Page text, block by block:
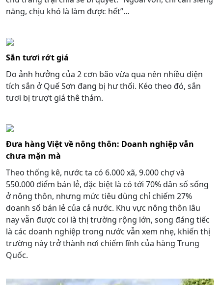
năng, chịu khó là làm được hết”…
Sắn tươi rớt giá
Do ảnh hưởng của 2 cơn bão vừa qua nên nhiều diện
tích sắn ở Quế Sơn đang bị hư thối. Kéo theo đó, sắn
tươi bị trượt giá thê thảm.
Đưa hàng Việt về nông thôn: Doanh nghiệp vẫn
chưa mặn mà
Theo thống kê, nước ta có 6.000 xã, 9.000 chợ và
550.000 điểm bán lẻ, đặc biệt là có tới 70% dân số sống
ở nông thôn, nhưng mức tiêu dùng chỉ chiếm 27%
doanh số bán lẻ của cả nước. Khu vực nông thôn lâu
nay vẫn được coi là thị trường rộng lớn, song đáng tiếc
là các doanh nghiệp trong nước vẫn xem nhẹ, khiến thị
trường này trở thành nơi chiếm lĩnh của hàng Trung
Quốc.